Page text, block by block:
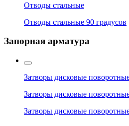
Отводы стальные
Отводы стальные 90 градусов
Запорная арматура
Затворы дисковые
Затворы дисковые
Затворы дисковые